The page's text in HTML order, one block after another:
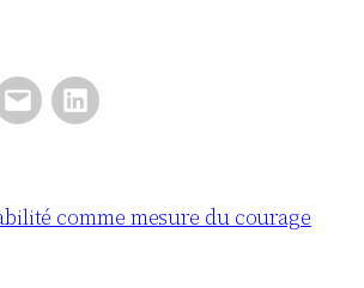
comme mesure du courage